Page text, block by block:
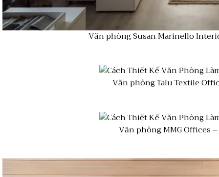
Văn phòng Susan Marinello
Văn phòng Talu Textile
Văn phòng MMG Offices